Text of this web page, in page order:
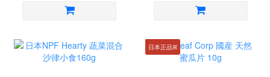
日本正品ꕤ